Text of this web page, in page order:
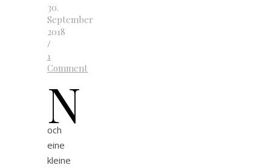
30.
September
2018
/
1
Comment
N
och
eine
kleine